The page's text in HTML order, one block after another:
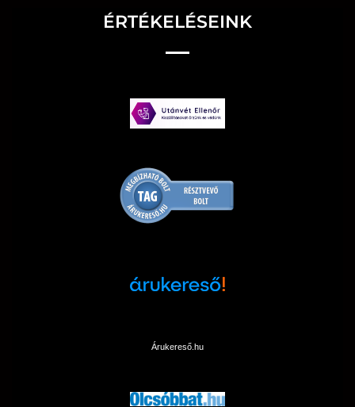
ÉRTÉKELÉSEINK
Árukereső.hu